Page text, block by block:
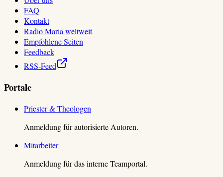
FAQ
Kontakt
Radio Maria weltweit
Empfohlene Seiten
Feedback
RSS-Feed
Portale
Priester & Theologen
Anmeldung für autorisierte Autoren.
Mitarbeiter
Anmeldung für das interne Teamportal.